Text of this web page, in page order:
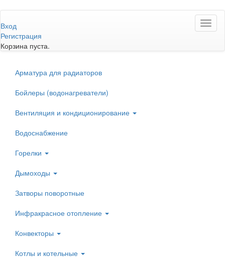
к
основному
содержанию
Вход
Регистрация
Корзина пуста.
Арматура для радиаторов
Бойлеры (водонагреватели)
Вентиляция и кондиционирование
Водоснабжение
Горелки
Дымоходы
Затворы поворотные
Инфракрасное отопление
Конвекторы
Котлы и котельные